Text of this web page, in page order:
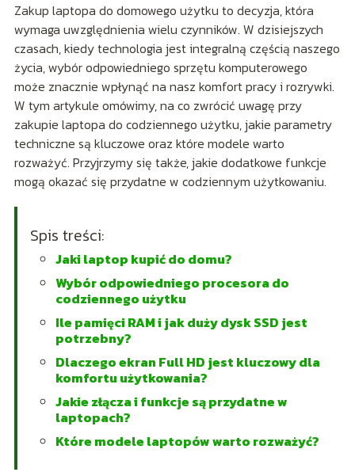
Zakup laptopa do domowego użytku to decyzja, która
wymaga uwzględnienia wielu czynników. W dzisiejszych
czasach, kiedy technologia jest integralną częścią naszego
życia, wybór odpowiedniego sprzętu komputerowego
może znacznie wpłynąć na nasz komfort pracy i rozrywki.
W tym artykule omówimy, na co zwrócić uwagę przy
zakupie laptopa do codziennego użytku, jakie parametry
techniczne są kluczowe oraz które modele warto
rozważyć. Przyjrzymy się także, jakie dodatkowe funkcje
mogą okazać się przydatne w codziennym użytkowaniu.
Spis treści:
Jaki laptop kupić do domu?
Wybór odpowiedniego procesora do
codziennego użytku
Ile pamięci RAM i jak duży dysk SSD jest
potrzebny?
Dlaczego ekran Full HD jest kluczowy dla
komfortu użytkowania?
Jakie złącza i funkcje są przydatne w
laptopach?
Które modele laptopów warto rozważyć?